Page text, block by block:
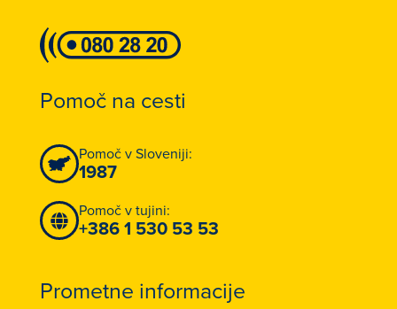
Pomoč na cesti
Pomoč v Sloveniji:
1987
Pomoč v tujini:
+386 1 530 53 53
Prometne informacije